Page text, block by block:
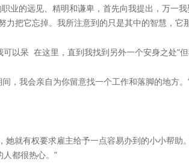
业的远见、精明和谦卑，首先向我提出，万
把它忘掉。我所注意到的只是其中的智慧，
以呆 在这里，直到我找到另外一个安身之处”
，我会亲自为你留意找一个工作和落脚的地方。
就有权要求雇主给予一点容易办到的小小帮
都很热心。”